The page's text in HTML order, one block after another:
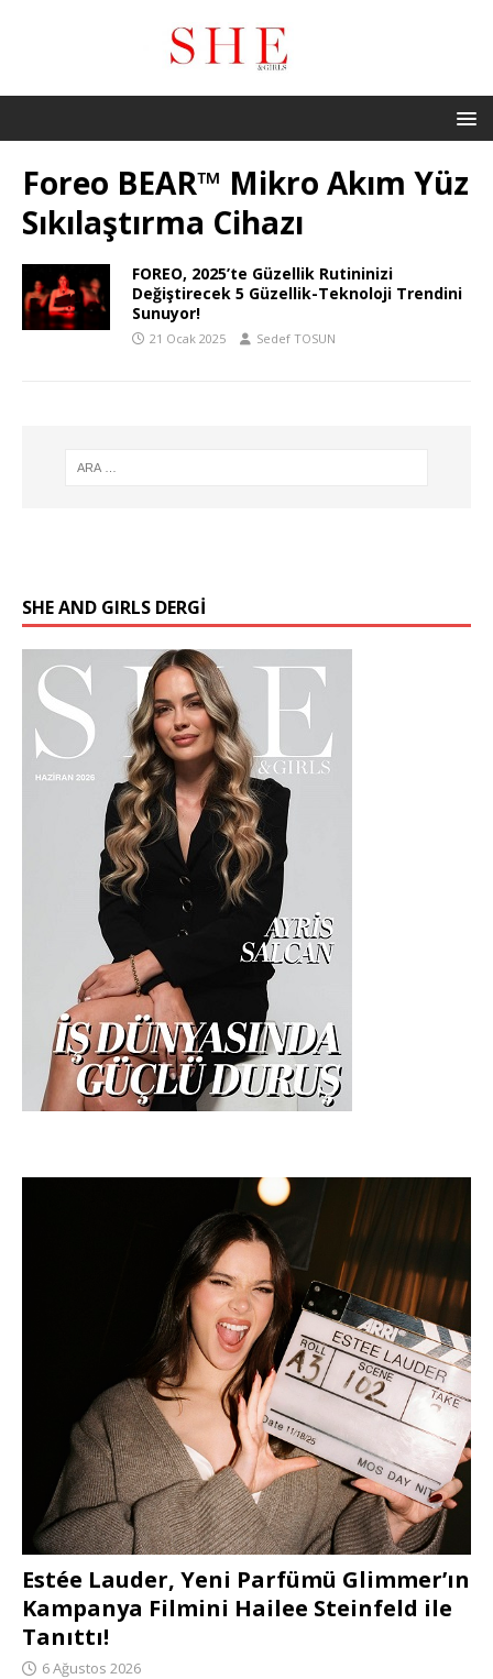
Foreo BEAR™ Mikro Akım Yüz
Sıkılaştırma Cihazı
FOREO, 2025’te Güzellik Rutininizi
Değiştirecek 5 Güzellik-Teknoloji Trendini
Sunuyor!
21 Ocak 2025 Sedef TOSUN
SHE AND GIRLS DERGİ
Estée Lauder, Yeni Parfümü Glimmer’ın
Kampanya Filmini Hailee Steinfeld ile
Tanıttı!
6 Ağustos 2026